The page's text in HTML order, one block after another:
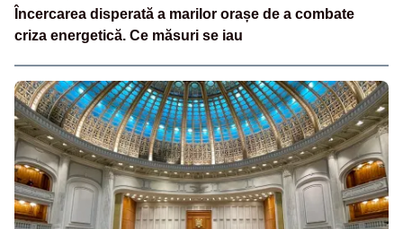
Încercarea disperată a marilor orașe de a combate
criza energetică. Ce măsuri se iau